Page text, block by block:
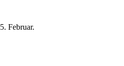
5. Februar.